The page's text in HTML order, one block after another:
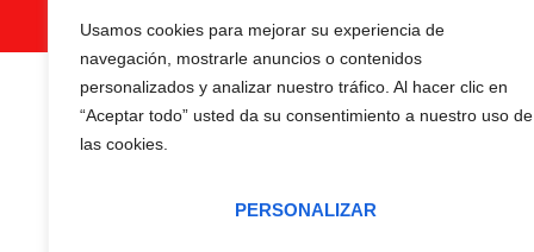
Usamos cookies para mejorar su experiencia de
navegación, mostrarle anuncios o contenidos
personalizados y analizar nuestro tráfico. Al hacer clic en
“Aceptar todo” usted da su consentimiento a nuestro uso de
las cookies.
PERSONALIZAR
SEARCH